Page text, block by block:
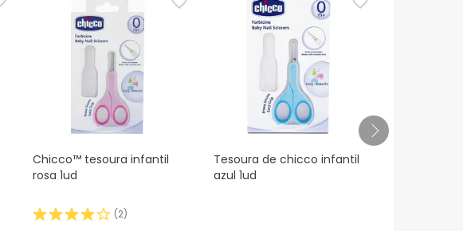
Chicco™ tesoura infantil
rosa 1ud
(2)
Tesoura de chicco infantil
azul 1ud